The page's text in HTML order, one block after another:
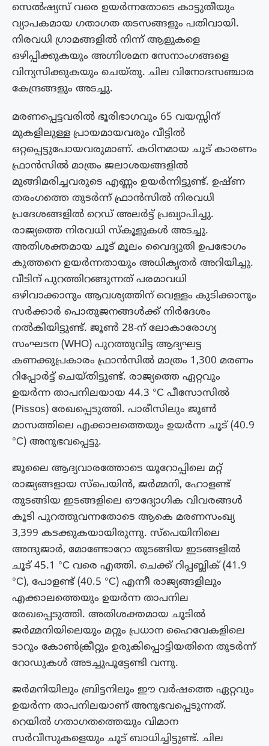
സെൽഷ്യസ് വരെ ഉയർന്നതോടെ കാട്ടുതീയും
വ്യാപകമായ ഗതാഗത തടസങ്ങളും പതിവായി.
നിരവധി ഗ്രാമങ്ങളിൽ നിന്ന് ആളുകളെ
ഒഴിപ്പിക്കുകയും അഗ്നിശമന സേനാംഗങ്ങളെ
വിന്യസിക്കുകയും ചെയ്‌തു. ചില വിനോദസഞ്ചാര
കേന്ദ്രങ്ങളും അടച്ചു.
മരണപ്പെട്ടവരിൽ ഭൂരിഭാഗവും 65 വയസ്സിന്
മുകളിലുള്ള പ്രായമായവരും വീട്ടിൽ
ഒറ്റപ്പെട്ടുപോയവരുമാണ്. കഠിനമായ ചൂട് കാരണം
ഫ്രാൻസിൽ മാത്രം ജലാശയങ്ങളിൽ
മുങ്ങിമരിച്ചവരുടെ എണ്ണം ഉയർന്നിട്ടുണ്ട്. ഉഷ്ണ
തരംഗത്തെ തുടർന്ന് ഫ്രാൻസിൽ നിരവധി
പ്രദേശങ്ങളിൽ റെഡ് അലർട്ട് പ്രഖ്യാപിച്ചു.
രാജ്യത്തെ നിരവധി സ്കൂളുകൾ അടച്ചു.
അതിശക്തമായ ചൂട് മൂലം വൈദ്യുതി ഉപഭോഗം
കുത്തനെ ഉയർന്നതായും അധികൃതർ അറിയിച്ചു.
വീടിന് പുറത്തിറങ്ങുന്നത് പരമാവധി
ഒഴിവാക്കാനും ആവശ്യത്തിന് വെള്ളം കുടിക്കാനും
സർക്കാർ പൊതുജനങ്ങൾക്ക് നിർദേശം
നൽകിയിട്ടുണ്ട്. ജൂൺ 28-ന് ലോകാരോഗ്യ
സംഘടന (WHO) പുറത്തുവിട്ട ആദ്യഘട്ട
കണക്കുപ്രകാരം ഫ്രാൻസിൽ മാത്രം 1,300 മരണം
റിപ്പോർട്ട് ചെയ്തിട്ടുണ്ട്. രാജ്യത്തെ ഏറ്റവും
ഉയർന്ന താപനിലയായ 44.3 °C പീസോസിൽ
(Pissos) രേഖപ്പെടുത്തി. പാരീസിലും ജൂൺ
മാസത്തിലെ എക്കാലത്തെയും ഉയർന്ന ചൂട് (40.9
°C) അനുഭവപ്പെട്ടു.
ജൂലൈ ആദ്യവാരത്തോടെ യൂറോപ്പിലെ മറ്റ്
രാജ്യങ്ങളായ സ്പെയിൻ, ജർമ്മനി, ഹോളണ്ട്
തുടങ്ങിയ ഇടങ്ങളിലെ ഔദ്യോഗിക വിവരങ്ങൾ
കൂടി പുറത്തുവന്നതോടെ ആകെ മരണസംഖ്യ
3,399 കടക്കുകയായിരുന്നു. സ്പെയിനിലെ
അന്ദുജാർ, മോണ്ടോറോ തുടങ്ങിയ ഇടങ്ങളിൽ
ചൂട് 45.1 °C വരെ എത്തി. ചെക്ക് റിപ്പബ്ലിക് (41.9
°C), പോളണ്ട് (40.5 °C) എന്നീ രാജ്യങ്ങളിലും
എക്കാലത്തെയും ഉയർന്ന താപനില
രേഖപ്പെടുത്തി. അതിശക്തമായ ചൂടിൽ
ജർമ്മനിയിലെയും മറ്റും പ്രധാന ഹൈവേകളിലെ
ടാറും കോൺക്രീറ്റും ഉരുകിപ്പൊട്ടിയതിനെ തുടർന്ന്
റോഡുകൾ അടച്ചുപൂട്ടേണ്ടി വന്നു.
ജർമനിയിലും ബ്രിട്ടനിലും ഈ വർഷത്തെ ഏറ്റവും
ഉയർന്ന താപനിലയാണ് അനുഭവപ്പെടുന്നത്.
റെയിൽ ഗതാഗതത്തെയും വിമാന
സർവീസുകളെയും ചൂട് ബാധിച്ചിട്ടുണ്ട്. ചില